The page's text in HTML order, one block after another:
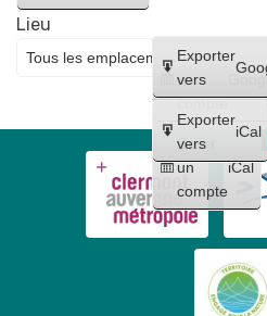
Créer
un
compte
Créer
un
compte
iCal
Exporter
vers
Exporter
vers
iCal
Lieu